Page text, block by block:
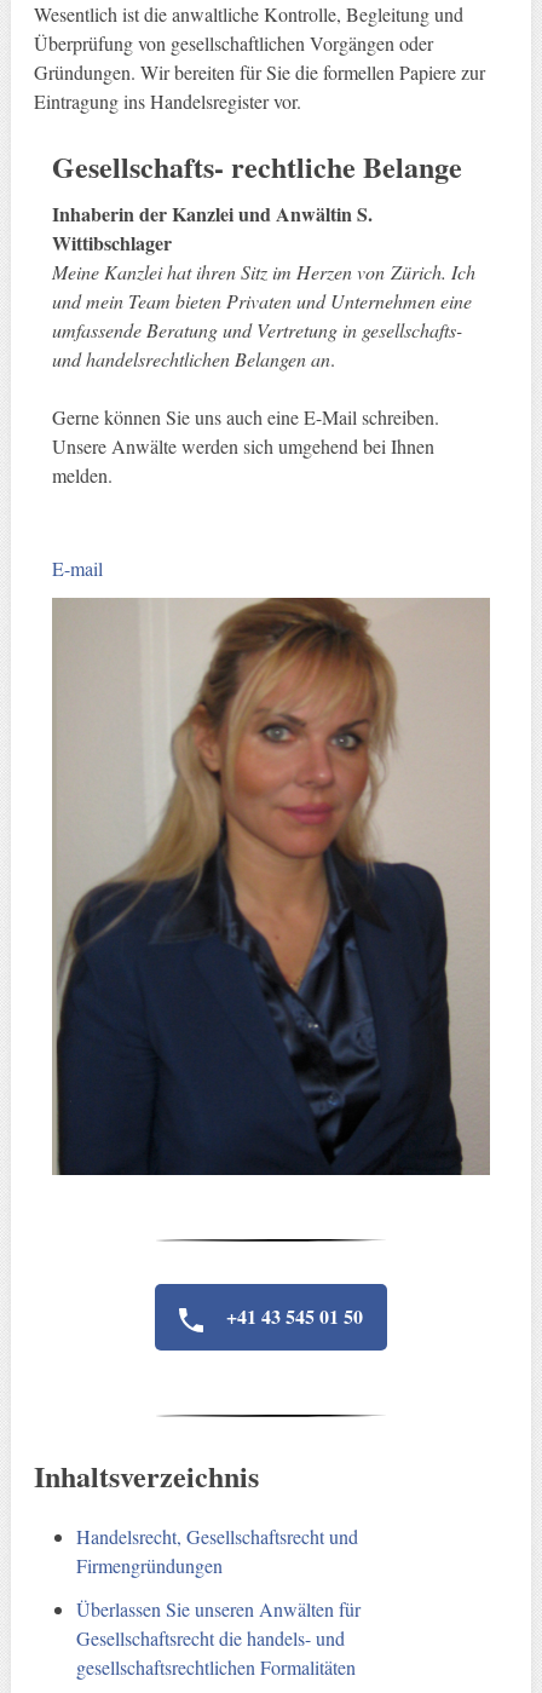
Wesentlich ist die anwaltliche Kontrolle, Begleitung und
Überprüfung von gesellschaftlichen Vorgängen oder
Gründungen. Wir bereiten für Sie die formellen Papiere zur
Eintragung ins Handelsregister vor.
Gesellschafts- rechtliche Belange
Inhaberin der Kanzlei und Anwältin S.
Wittibschlager
Meine Kanzlei hat ihren Sitz im Herzen von Zürich. Ich
und mein Team bieten Privaten und Unternehmen eine
umfassende Beratung und Vertretung in gesellschafts-
und handelsrechtlichen Belangen an.
Gerne können Sie uns auch eine E-Mail schreiben.
Unsere Anwälte werden sich umgehend bei Ihnen
melden.
E-mail
+41 43 545 01 50
Inhaltsverzeichnis
Handelsrecht, Gesellschaftsrecht und
Firmengründungen
Überlassen Sie unseren Anwälten für
Gesellschaftsrecht die handels- und
gesellschaftsrechtlichen Formalitäten